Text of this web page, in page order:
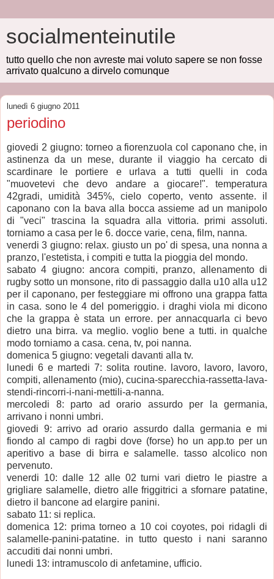
socialmenteinutile
tutto quello che non avreste mai voluto sapere se non fosse
arrivato qualcuno a dirvelo comunque
lunedì 6 giugno 2011
periodino
giovedi 2 giugno: torneo a fiorenzuola col caponano che, in
astinenza da un mese, durante il viaggio ha cercato di
scardinare le portiere e urlava a tutti quelli in coda
"muovetevi che devo andare a giocare!". temperatura
42gradi, umidità 345%, cielo coperto, vento assente. il
caponano con la bava alla bocca assieme ad un manipolo
di "veci" trascina la squadra alla vittoria. primi assoluti.
torniamo a casa per le 6. docce varie, cena, film, nanna.
venerdi 3 giugno: relax. giusto un po' di spesa, una nonna a
pranzo, l'estetista, i compiti e tutta la pioggia del mondo.
sabato 4 giugno: ancora compiti, pranzo, allenamento di
rugby sotto un monsone, rito di passaggio dalla u10 alla u12
per il caponano, per festeggiare mi offrono una grappa fatta
in casa. sono le 4 del pomeriggio. i draghi viola mi dicono
che la grappa è stata un errore. per annacquarla ci bevo
dietro una birra. va meglio. voglio bene a tutti. in qualche
modo torniamo a casa. cena, tv, poi nanna.
domenica 5 giugno: vegetali davanti alla tv.
lunedi 6 e martedi 7: solita routine. lavoro, lavoro, lavoro,
compiti, allenamento (mio), cucina-sparecchia-rassetta-lava-
stendi-rincorri-i-nani-mettili-a-nanna.
mercoledi 8: parto ad orario assurdo per la germania,
arrivano i nonni umbri.
giovedi 9: arrivo ad orario assurdo dalla germania e mi
fiondo al campo di ragbi dove (forse) ho un app.to per un
aperitivo a base di birra e salamelle. tasso alcolico non
pervenuto.
venerdi 10: dalle 12 alle 02 turni vari dietro le piastre a
grigliare salamelle, dietro alle friggitrici a sfornare patatine,
dietro il bancone ad elargire panini.
sabato 11: si replica.
domenica 12: prima torneo a 10 coi coyotes, poi ridagli di
salamelle-panini-patatine. in tutto questo i nani saranno
accuditi dai nonni umbri.
lunedi 13: intramuscolo di anfetamine, ufficio.